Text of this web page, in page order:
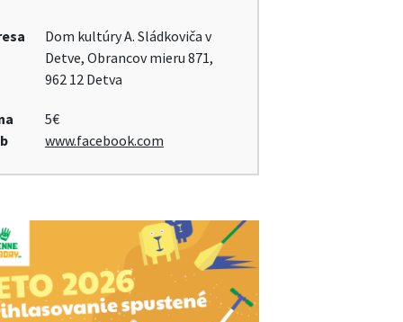
Dom kultúry A. Sládkoviča v
Detve, Obrancov mieru 871,
962 12 Detva
5€
www.facebook.com